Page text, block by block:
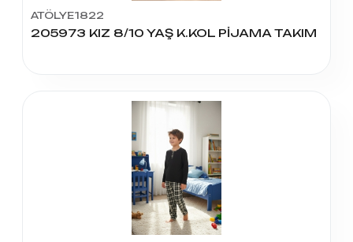
ATÖLYE1822
205973 KIZ 8/10 YAŞ K.KOL PİJAMA TAKIM